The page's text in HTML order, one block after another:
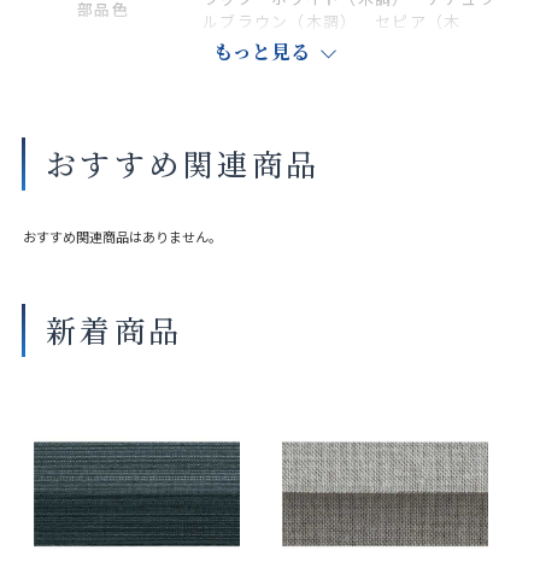
部品色
ルブラウン（木調） セピア（木
調） ダークブラウン（木調）
サイズや仕様によって価格が異なります。
製品タイプや生地の組み合わせによって製作可能な寸法や仕様が異な
操作性等は店舗にてご確認ください。
がございます。
もっと見る
おすすめ関連商品
おすすめ関連商品はありません。
新着商品